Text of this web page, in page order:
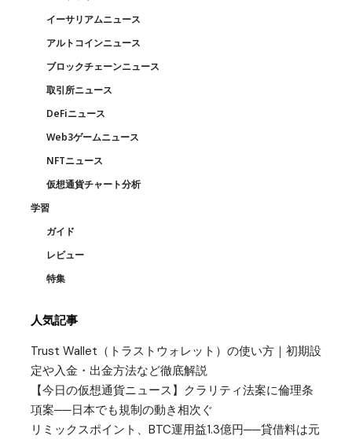
イーサリアムニュース
アルトコインニュース
ブロックチェーンニュース
取引所ニュース
DeFiニュース
Web3ゲームニュース
NFTニュース
仮想通貨チャート分析
学習
ガイド
レビュー
特集
人気記事
Trust Wallet（トラストウォレット）の使い方｜初期設
定や入金・出金方法など徹底解説
【今日の仮想通貨ニュース】クラリティ法案に倫理条
項案──日本でも規制の動き相次ぐ
リミックスポイント、BTC運用益1.3億円──貸借料は元